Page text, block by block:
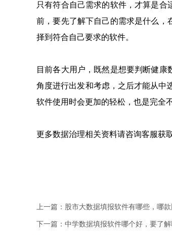
只有符合自己需求的软件，才算是
前，要先了解下自己的需求是什么，
择到符合自己要求的软件。
目前各大用户，既然是想要判断健
角度进行出发和考虑，之后才能从中
软件使用时会更加的轻松，也是完全
更多数据治理相关资料请咨询客服获
上一篇：股市大数据填报软件有哪些，哪
下一篇：中学数据填报软件哪个好，要了